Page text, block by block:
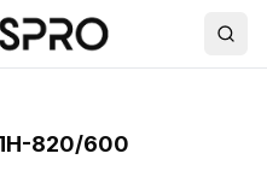
820/600